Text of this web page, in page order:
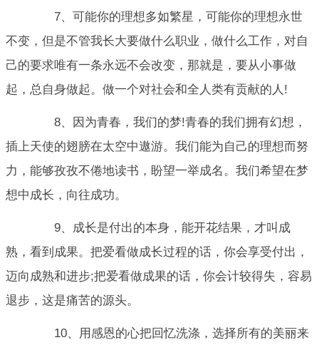
7、可能你的理想多如繁星，可能你的理想永世
不变，但是不管我长大要做什么职业，做什么工作，对自
己的要求唯有一条永远不会改变，那就是，要从小事做
起，总自身做起。做一个对社会和全人类有贡献的人!
8、因为青春，我们的梦!青春的我们拥有幻想，
插上天使的翅膀在太空中遨游。我们能为自己的理想而努
力，能够孜孜不倦地读书，盼望一举成名。我们希望在梦
想中成长，向往成功。
9、成长是付出的本身，能开花结果，才叫成
熟，看到成果。把爱看做成长过程的话，你会享受付出，
迈向成熟和进步;把爱看做成果的话，你会计较得失，容易
退步，这是痛苦的源头。
10、用感恩的心把回忆洗涤，选择所有的美丽来